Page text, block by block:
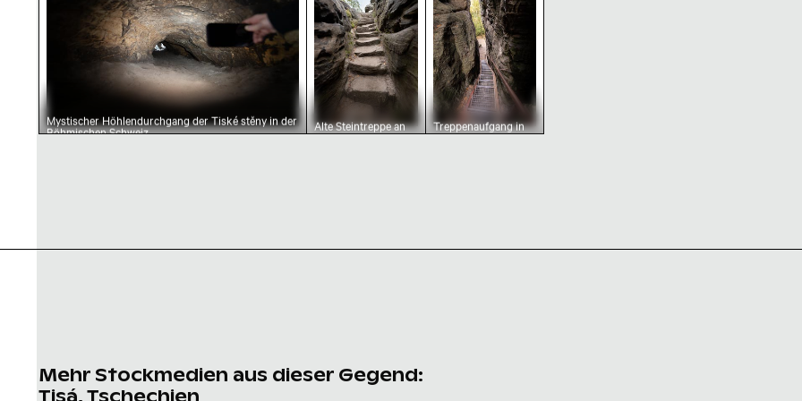
Mystischer Höhlendurchgang der Tiské stěny in der
Böhmischen Schweiz Alte Steintreppe an
den Tisaer Wänden,
Treppenaufgang in
den Tisaer Wänden,
Mehr Stockmedien aus dieser Gegend: